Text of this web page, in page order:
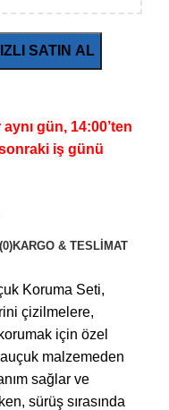
SATIN AL
gün, 14:00’ten
iş günü
KARGO & TESLIMAT
Koruma Seti,
çizilmelere,
için özel
malzemeden
sağlar ve
sürüş sırasında